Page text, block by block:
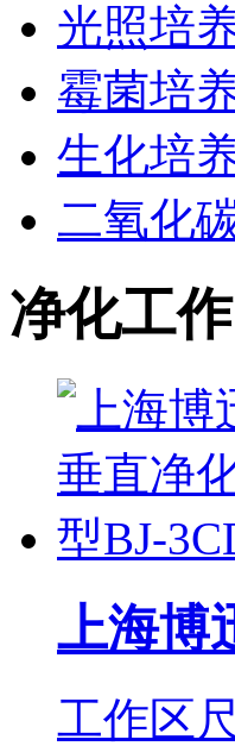
光照培
霉菌培
生化培
二氧化
净化工
上海博
工作区